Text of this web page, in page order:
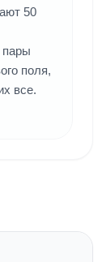
50
пары
поля,
все.